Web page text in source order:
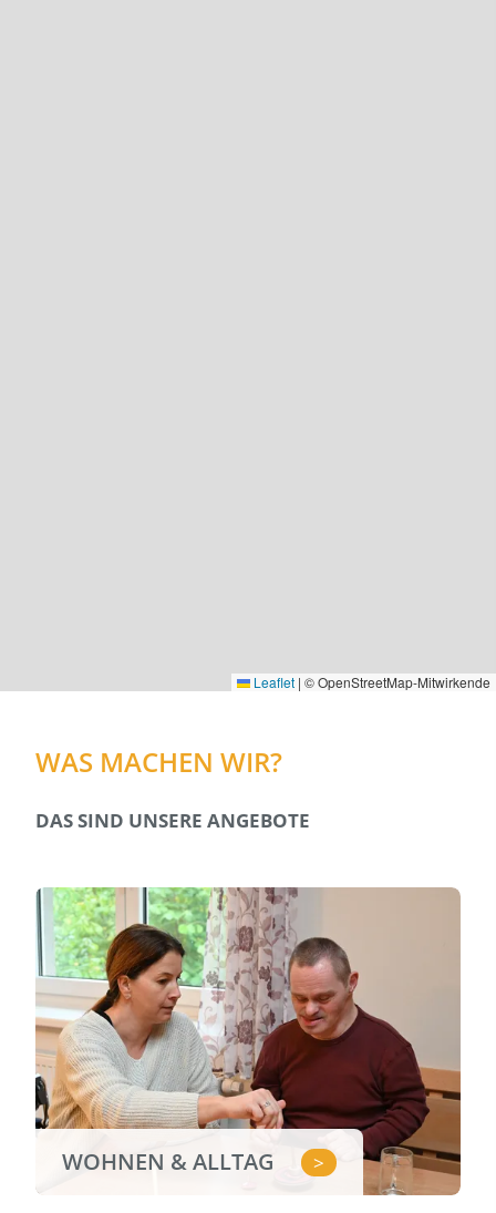
Leaflet | © OpenStreetMap-Mitwirkende
WAS MACHEN WIR?
DAS SIND UNSERE ANGEBOTE
WOHNEN & ALLTAG >